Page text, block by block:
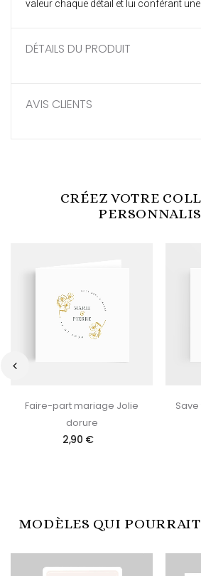
valeur chaque détail et lui conférant une
DÉTAILS DU PRODUIT
AVIS CLIENTS
CRÉEZ VOTRE
Faire-part mariage Jolie
dorure
2,90 €
MODÈLES QUI